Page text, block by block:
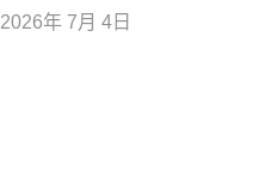
2026年 7月 4日